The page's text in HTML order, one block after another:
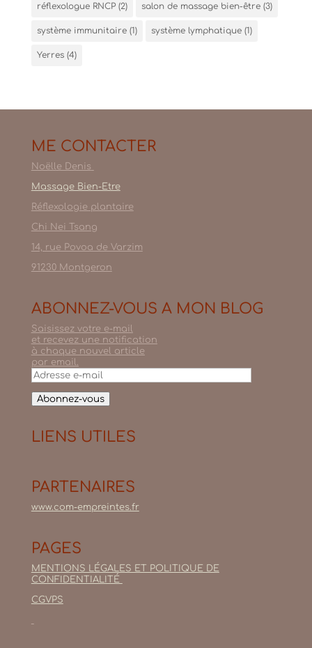
réflexologue RNCP(2) salon de massage bien-être(3)
système immunitaire(1) système lymphatique(1)
Yerres(4)
ME CONTACTER
Noëlle Denis
Massage Bien-Etre
Réflexologie plantaire
Chi Nei Tsang
14, rue Povoa de Varzim
91230 Montgeron
ABONNEZ-VOUS A MON BLOG
Saisissez votre e-mail
et recevez une notification
à chaque nouvel article
par email.
Adresse
e-
mail
Abonnez-vous
LIENS UTILES
PARTENAIRES
www.com-empreintes.fr
PAGES
MENTIONS LÉGALES ET POLITIQUE DE
CONFIDENTIALITÉ
CGVPS